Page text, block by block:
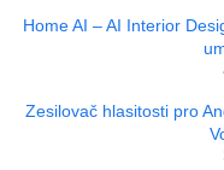
Home AI – AI Interior
Zesilovač hlasitosti pro